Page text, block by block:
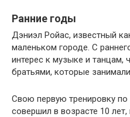
Ранние годы
Дэниэл Ройас, известный
маленьком городе. С
интерес к музыке и танцам,
братьями, которые
Свою первую тренировку
совершил в возрасте 10